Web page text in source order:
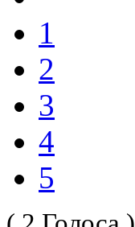
1
2
3
4
5